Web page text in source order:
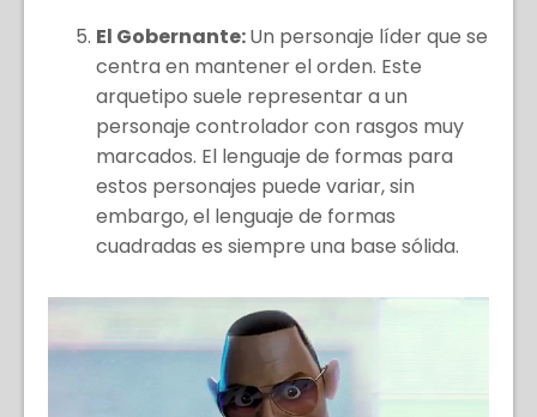
El Gobernante:Un personaje líder que se
centra en mantener el orden. Este
arquetipo suele representar a un
personaje controlador con rasgos muy
marcados. El lenguaje de formas para
estos personajes puede variar, sin
embargo, el lenguaje de formas
cuadradas es siempre una base sólida.